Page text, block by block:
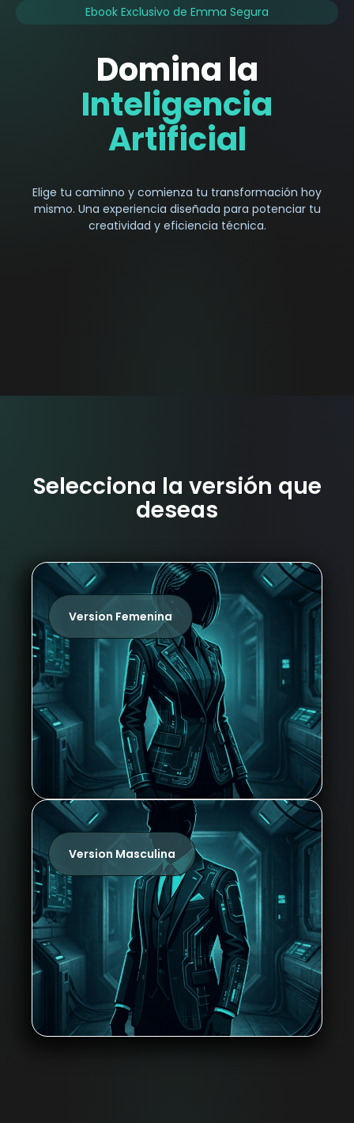
Ebook Exclusivo de Emma Segura
Domina la
Inteligencia
Artificial
Elige tu caminno y comienza tu transformación hoy
mismo. Una experiencia diseñada para potenciar tu
creatividad y eficiencia técnica.
Selecciona la versión que
deseas
Version Femenina
Version Masculina